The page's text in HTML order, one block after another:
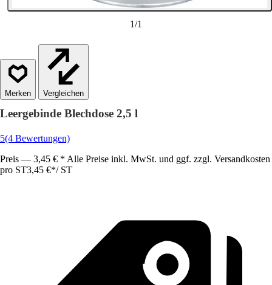
1/1
Vergleichen
Leergebinde Blechdose 2,5 l
5(4 Bewertungen)
Preis — 3,45 € * Alle Preise inkl. MwSt. und ggf. zzgl. Versandkosten
pro ST3,45 €*/ ST